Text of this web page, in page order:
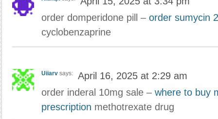
order domperidone pill – order sumycin
cyclobenzaprine
Uiiarv says:
April 16, 2025 at 2:29 am
order inderal 10mg sale – where to buy
prescription methotrexate drug